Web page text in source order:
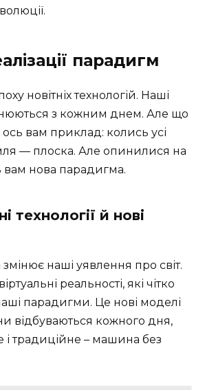
парадигм
новітніх технологій. Наші
з кожним днем. Але що
вам приклад: колись усі
— плоска. Але опинилися на
вам нова парадигма.
технології й нові
змінює наші уявлення про світ.
реальності, які чітко
парадигми. Це нові моделі
відбуваються кожного дня,
і традиційне – машина без